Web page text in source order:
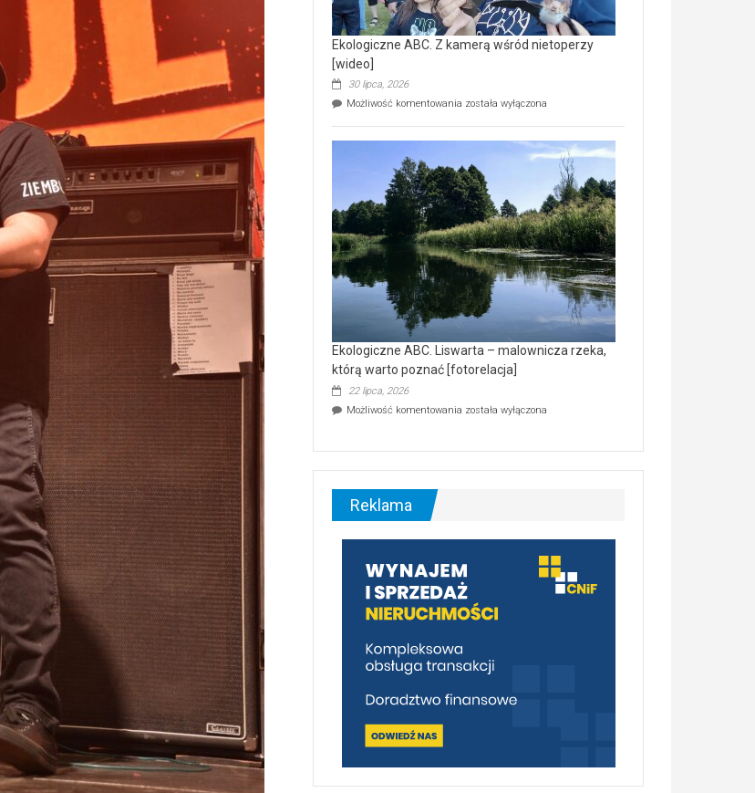
Ekologiczne ABC. Z kamerą wśród nietoperzy
[wideo]
30 lipca, 2026
Możliwość komentowania Ekologiczne
wśród
nietoperzy
[wideo]
została wyłączona
Ekologiczne ABC. Liswarta – malownicza rzeka,
którą warto poznać [fotorelacja]
22 lipca, 2026
Możliwość komentowania Ekologiczne
–
malownicza
[fotorelacja]
została wyłączona
Reklama